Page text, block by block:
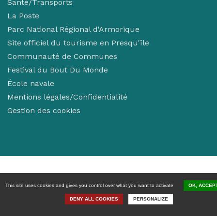
Santé/Transports
La Poste
Parc National Régional d'Armorique
Site officiel du tourisme en Presqu'île
Communauté de Communes
Festival du Bout Du Monde
École navale
Mentions légales/Confidentialité
Gestion des cookies
This site uses cookies and gives you control over what you want to activate OK,
DENY ALL COOKIES PERSONALIZE